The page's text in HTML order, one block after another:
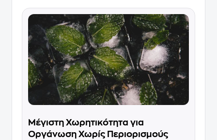
Μέγιστη Χωρητικότητα για
Οργάνωση Χωρίς Περιορισμούς